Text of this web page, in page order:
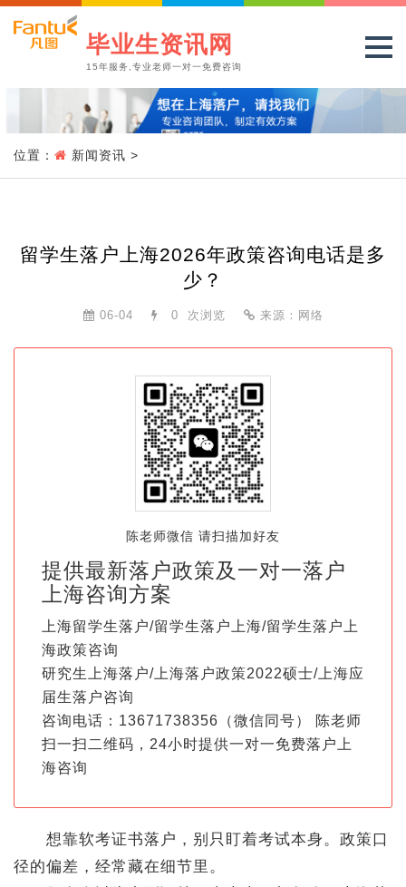
毕业生资讯网
15年服务,专业老师一对一免费咨询
位置： 新闻资讯 >
留学生落户上海2026年政策咨询电话是多
少？
06-04 0 次浏览 来源：网络
陈老师微信 请扫描加好友
提供最新落户政策及一对一落户
上海咨询方案
上海留学生落户/留学生落户上海/留学生落户上
海政策咨询
研究生上海落户/上海落户政策2022硕士/上海应
届生落户咨询
咨询电话：13671738356（微信同号） 陈老师
扫一扫二维码，24小时提供一对一免费落户上
海咨询
想靠软考证书落户，别只盯着考试本身。政策口
径的偏差，经常藏在细节里。